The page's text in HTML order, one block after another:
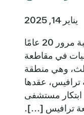
يناير 14, 2025
مواقع وخدمات جديدة بمناسبة مرور 20 عامًا
في مقاطعة
وهي منطقة
عقدها
ابتكار مستشفى
ترافيس [...].